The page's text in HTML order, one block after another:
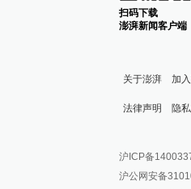
扫码下载
澎湃新闻客户端
关于澎湃 加
法律声明 隐
报料邮箱:
沪ICP备
沪公网安备